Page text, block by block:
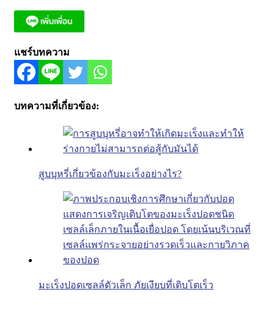
แชร์บทความ
บทความที่เกี่ยวข้อง:
สูบบุหรี่เกี่ยวข้องกับมะเร็งอย่างไร?
มะเร็งปอดเซลล์ตัวเล็ก ภัยเงียบที่เติบโตเร็ว